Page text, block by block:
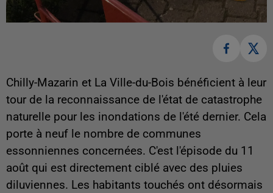
Chilly-Mazarin et La Ville-du-Bois bénéficient à leur
tour de la reconnaissance de l'état de catastrophe
naturelle pour les inondations de l'été dernier. Cela
porte à neuf le nombre de communes
essonniennes concernées. C'est l'épisode du 11
août qui est directement ciblé avec des pluies
diluviennes. Les habitants touchés ont désormais